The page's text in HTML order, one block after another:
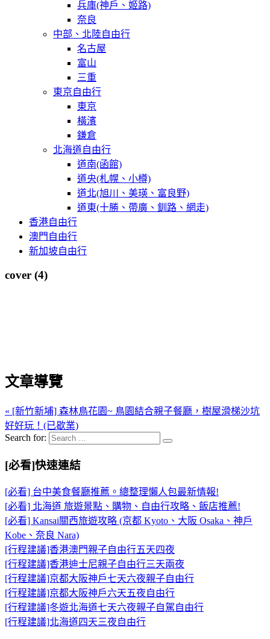
兵庫(神戶、姬路)
奈良
中部、北陸自由行
名古屋
富山
三重
東京自由行
東京
橫濱
鎌倉
北海道自由行
道南(函館)
道央(札幌、小樽)
道北(旭川、美瑛、富良野)
道東(十勝、帶廣、釧路、網走)
香港自由行
澳門自由行
新加坡自由行
cover (4)
文章導覽
« [新竹新埔] 森林鳥花園~ 鳥園結合親子餐廳，樹屋滑梯沙坑
好好玩！(已歇業)
Search for:
[必看]快速連結
[必看] 台中美食餐廳推薦。總整理懶人包最新情報!
[必看] 北海道 旅遊景點、購物、自由行攻略、飯店推薦!
[必看] Kansai關西旅遊攻略 (京都 Kyoto、大阪 Osaka、神戶
Kobe、奈良 Nara)
[行程建議]香港澳門親子自由行五天四夜
[行程建議]香港迪士尼親子自由行三天兩夜
[行程建議]京都大阪神戶七天六夜親子自由行
[行程建議]京都大阪神戶六天五夜自由行
[行程建議]冬遊北海道七天六夜親子自駕自由行
[行程建議]北海道四天三夜自由行